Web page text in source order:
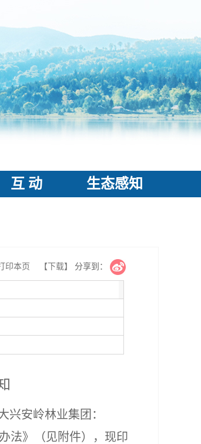
互 动 生态感知
印本页 【下载】 分享到：
兴安岭林业集团 ：
法》（见附件），现印